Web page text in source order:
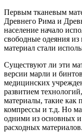
Первым тканевым
Древнего Рима и
население начало
свободные одеяния
материал стали
Существуют ли эти
версии марли и
медицинских
развитием
материалы, такие как
компрессы и т.д. Но
одними из основных
расходных материалов.